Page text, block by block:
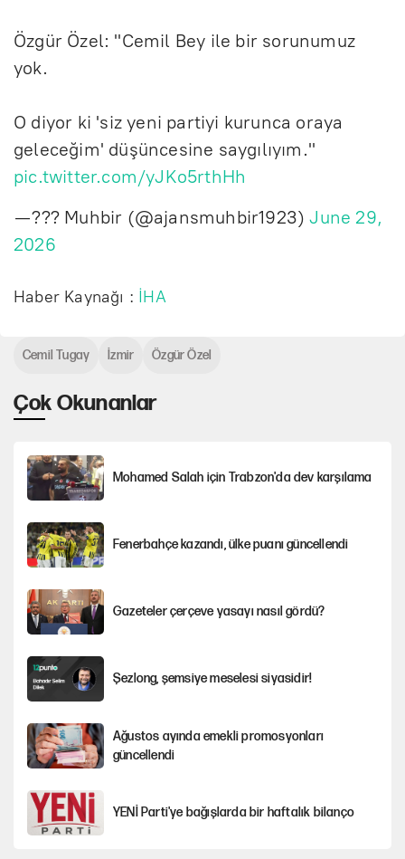
Özgür Özel: "Cemil Bey ile bir sorunumuz
yok.
O diyor ki 'siz yeni partiyi kurunca oraya
geleceğim' düşüncesine saygılıyım."
pic.twitter.com/yJKo5rthHh
— ??? Muhbir (@ajansmuhbir1923)June 29,
2026
Haber Kaynağı : İHA
Çok Okunanlar
Mohamed Salah için Trabzon'da dev karşılama
Fenerbahçe kazandı, ülke puanı güncellendi
Gazeteler çerçeve yasayı nasıl gördü?
Şezlong, şemsiye meselesi siyasidir!
Ağustos ayında emekli promosyonları
güncellendi
YENİ Parti'ye bağışlarda bir haftalık bilanço
Cemil Tugay İzmir Özgür Özel